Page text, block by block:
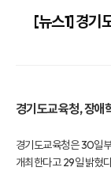
[뉴스1] 경기
경기도교육청, 장애
경기도교육청은 30일
개최한다고 29일 밝혔